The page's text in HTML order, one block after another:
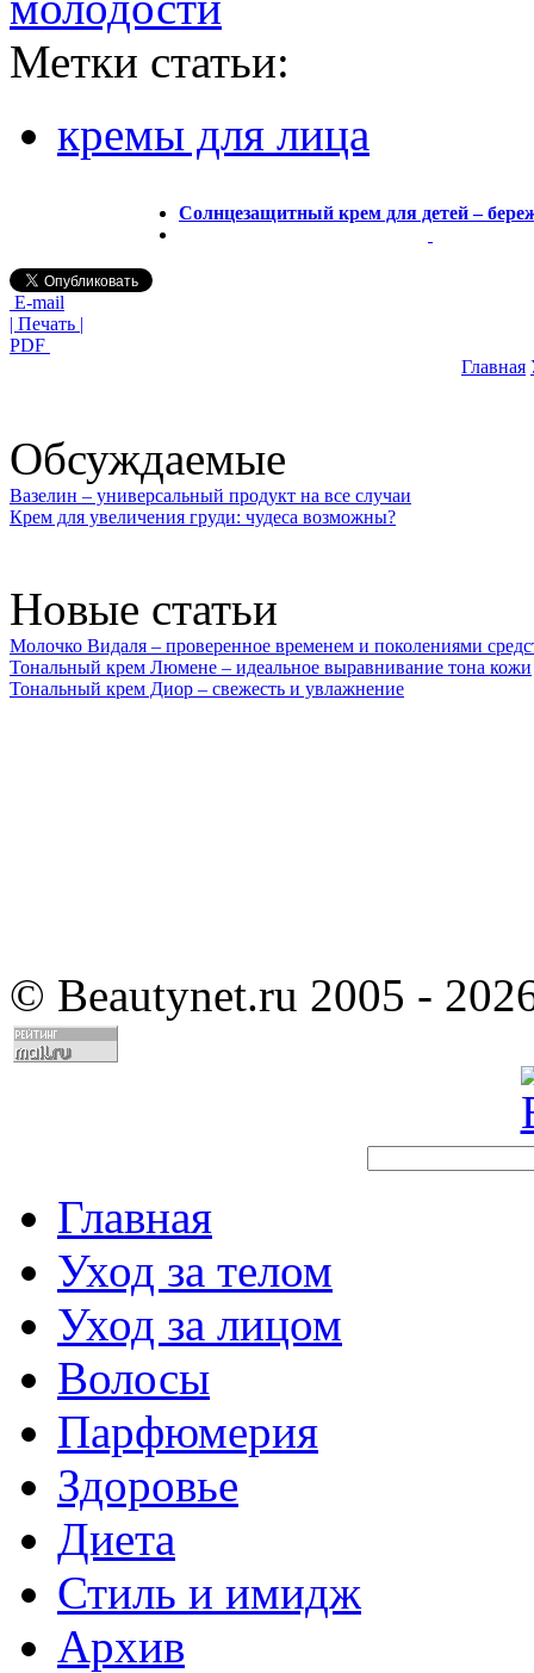
Метки статьи:
кремы для лица
Солнцезащитный крем для детей –
E-mail
| Печать |
PDF
Главная
Обсуждаемые
Вазелин – универсальный продукт на все случаи
Крем для увеличения груди: чудеса возможны?
Новые статьи
Молочко Видаля – проверенное временем и поколениями
Тональный крем Люмене – идеальное выравнивание тона кожи
Тональный крем Диор – свежесть и увлажнение
© Beautynet.ru 2005 -
Главная
Уход за телом
Уход за лицом
Волосы
Парфюмерия
Здоровье
Диета
Стиль и имидж
Архив